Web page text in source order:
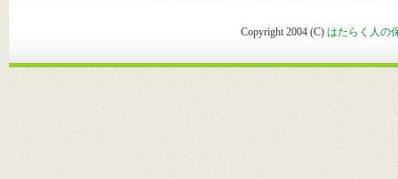
Copyright 2004 (C) はたらく人の